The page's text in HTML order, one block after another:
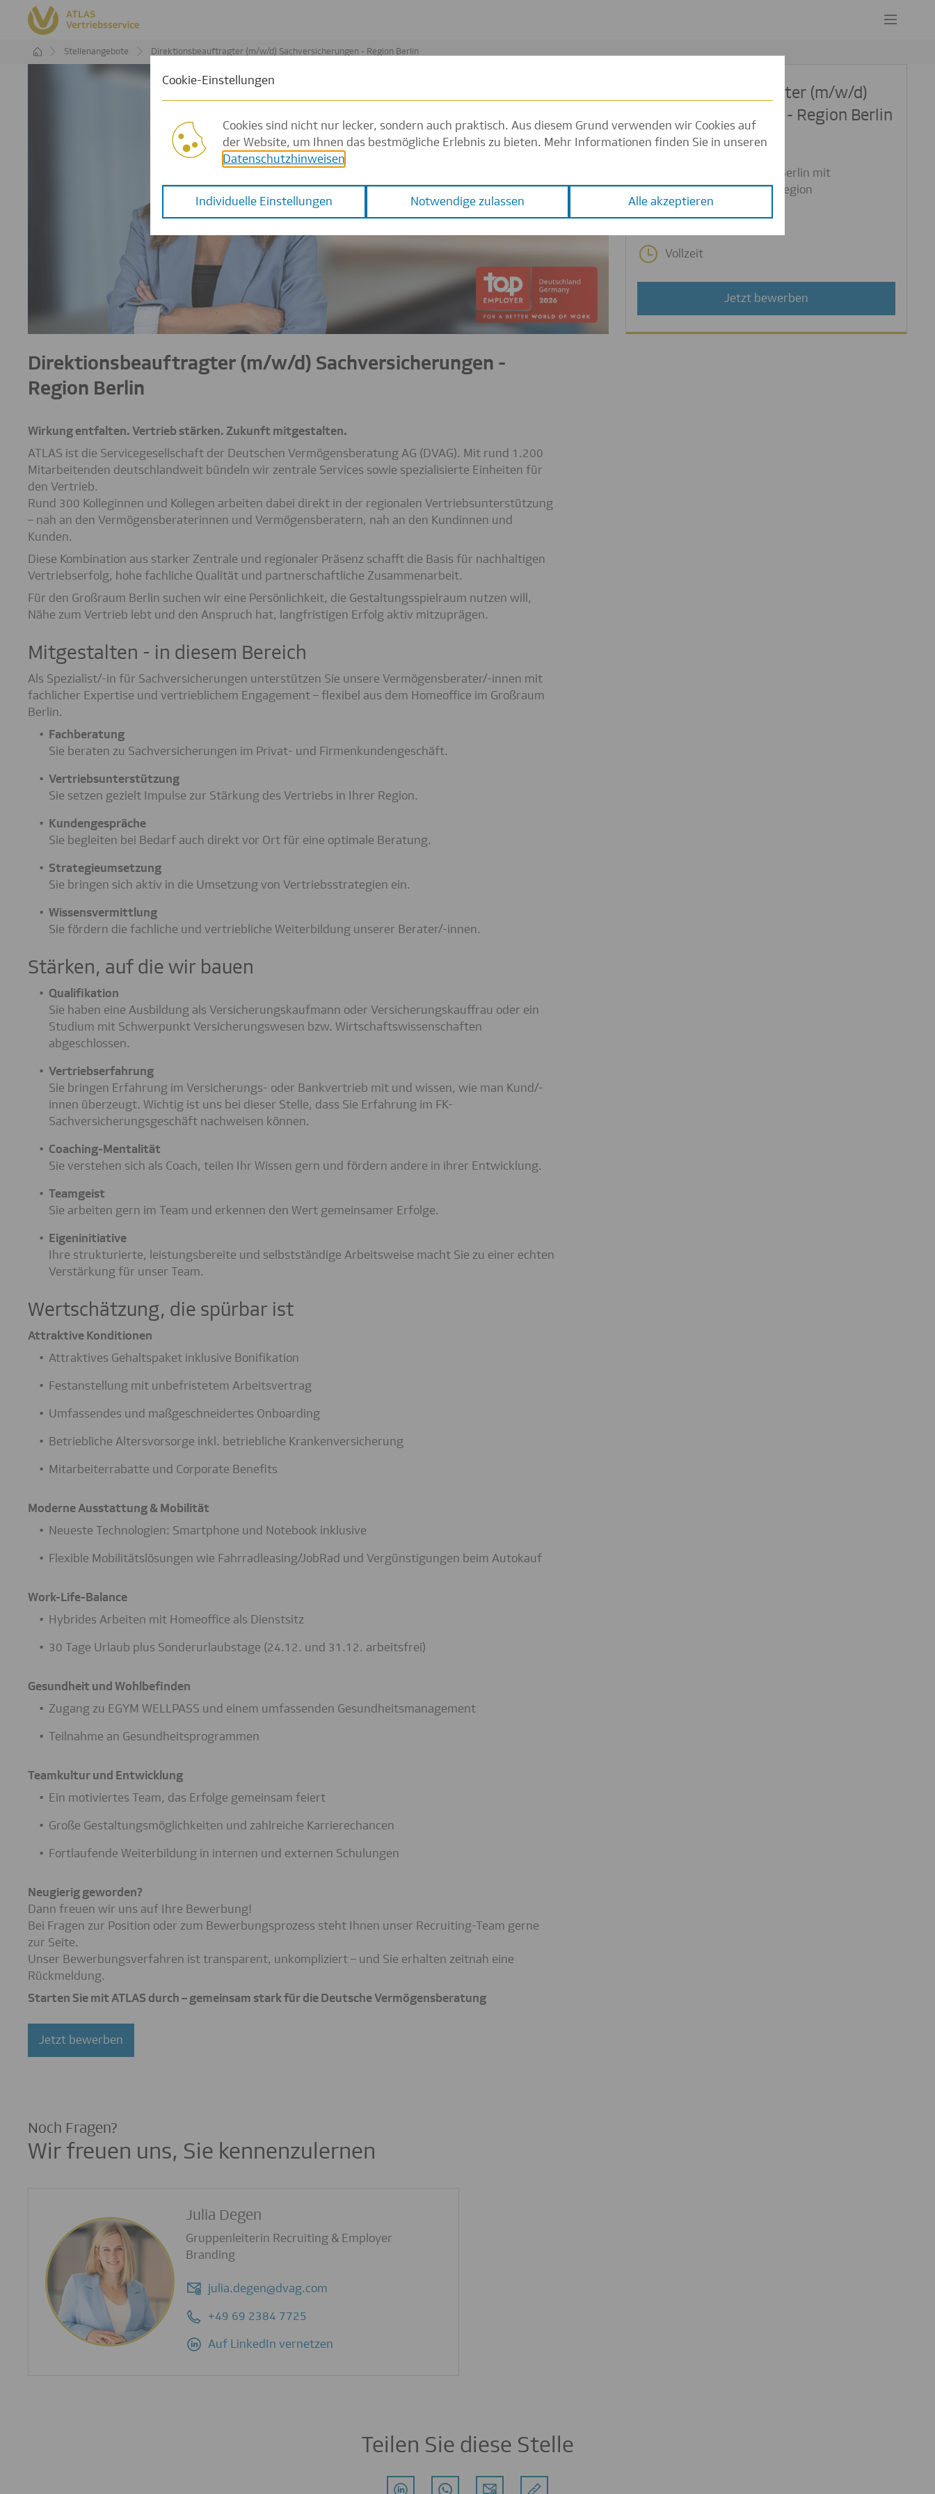
Direktionsbeauftragter (m/w/d) Sachversicherungen - Region Berlin
Direktionsbeauftragter (m/w/d)
Sachversicherungen - Region Berlin
Homeoffice im Raum Berlin mit
Reisetätigkeit in der Region
Mit Berufserfahrung
Vollzeit
Direktionsbeauftragter (m/w/d) Sachversicherungen -
Region Berlin
Wirkung entfalten. Vertrieb stärken. Zukunft mitgestalten.
ATLAS ist die Servicegesellschaft der Deutschen Vermögensberatung AG (DVAG). Mit rund 1.200
Mitarbeitenden deutschlandweit bündeln wir zentrale Services sowie spezialisierte Einheiten für
den Vertrieb.
Rund 300 Kolleginnen und Kollegen arbeiten dabei direkt in der regionalen Vertriebsunterstützung
– nah an den Vermögensberaterinnen und Vermögensberatern, nah an den Kundinnen und
Kunden.
Diese Kombination aus starker Zentrale und regionaler Präsenz schafft die Basis für nachhaltigen
Vertriebserfolg, hohe fachliche Qualität und partnerschaftliche Zusammenarbeit.
Für den Großraum Berlin suchen wir eine Persönlichkeit, die Gestaltungsspielraum nutzen will,
Nähe zum Vertrieb lebt und den Anspruch hat, langfristigen Erfolg aktiv mitzuprägen.
Mitgestalten - in diesem Bereich
Als Spezialist/-in für Sachversicherungen unterstützen Sie unsere Vermögensberater/-innen mit
fachlicher Expertise und vertrieblichem Engagement – flexibel aus dem Homeoffice im Großraum
Berlin.
Fachberatung
Sie beraten zu Sachversicherungen im Privat- und Firmenkundengeschäft.
Vertriebsunterstützung
Sie setzen gezielt Impulse zur Stärkung des Vertriebs in Ihrer Region.
Kundengespräche
Sie begleiten bei Bedarf auch direkt vor Ort für eine optimale Beratung.
Strategieumsetzung
Sie bringen sich aktiv in die Umsetzung von Vertriebsstrategien ein.
Wissensvermittlung
Sie fördern die fachliche und vertriebliche Weiterbildung unserer Berater/-innen.
Stärken, auf die wir bauen
Qualifikation
Sie haben eine Ausbildung als Versicherungskaufmann oder Versicherungskauffrau oder ein
Studium mit Schwerpunkt Versicherungswesen bzw. Wirtschaftswissenschaften
abgeschlossen.
Vertriebserfahrung
Sie bringen Erfahrung im Versicherungs- oder Bankvertrieb mit und wissen, wie man Kund/-
innen überzeugt. Wichtig ist uns bei dieser Stelle, dass Sie Erfahrung im FK-
Sachversicherungsgeschäft nachweisen können.
Coaching-Mentalität
Sie verstehen sich als Coach, teilen Ihr Wissen gern und fördern andere in ihrer Entwicklung.
Teamgeist
Sie arbeiten gern im Team und erkennen den Wert gemeinsamer Erfolge.
Eigeninitiative
Ihre strukturierte, leistungsbereite und selbstständige Arbeitsweise macht Sie zu einer echten
Verstärkung für unser Team.
Wertschätzung, die spürbar ist
Attraktive Konditionen
Attraktives Gehaltspaket inklusive Bonifikation
Festanstellung mit unbefristetem Arbeitsvertrag
Umfassendes und maßgeschneidertes Onboarding
Betriebliche Altersvorsorge inkl. betriebliche Krankenversicherung
Mitarbeiterrabatte und Corporate Benefits
Moderne Ausstattung & Mobilität
Neueste Technologien: Smartphone und Notebook inklusive
Flexible Mobilitätslösungen wie Fahrradleasing/JobRad und Vergünstigungen beim Autokauf
Work-Life-Balance
Hybrides Arbeiten mit Homeoffice als Dienstsitz
30 Tage Urlaub plus Sonderurlaubstage (24.12. und 31.12. arbeitsfrei)
Gesundheit und Wohlbefinden
Zugang zu EGYM WELLPASS und einem umfassenden Gesundheitsmanagement
Teilnahme an Gesundheitsprogrammen
Teamkultur und Entwicklung
Ein motiviertes Team, das Erfolge gemeinsam feiert
Große Gestaltungsmöglichkeiten und zahlreiche Karrierechancen
Fortlaufende Weiterbildung in internen und externen Schulungen
Neugierig geworden?
Dann freuen wir uns auf Ihre Bewerbung!
Bei Fragen zur Position oder zum Bewerbungsprozess steht Ihnen unser Recruiting-Team gerne
zur Seite.
Unser Bewerbungsverfahren ist transparent, unkompliziert – und Sie erhalten zeitnah eine
Rückmeldung.
Starten Sie mit ATLAS durch – gemeinsam stark für die Deutsche Vermögensberatung
Noch Fragen?
Wir freuen uns, Sie kennenzulernen
Julia Degen
Gruppenleiterin Recruiting & Employer
Branding
Teilen Sie diese Stelle
Cookies sind nicht nur lecker, sondern auch praktisch. Aus diesem Grund verwenden wir Cookies auf
der Website, um Ihnen das bestmögliche Erlebnis zu bieten. Mehr Informationen finden Sie in unseren
Datenschutzhinweisen.